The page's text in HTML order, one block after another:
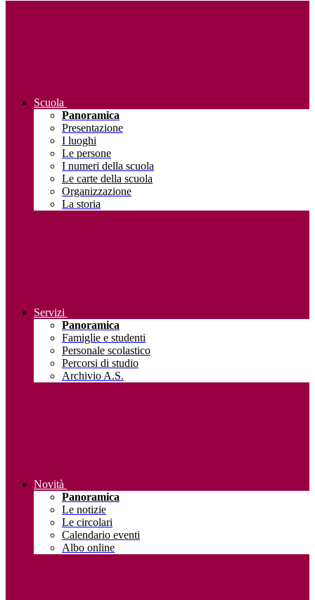
Scuola
Panoramica
Presentazione
I luoghi
Le persone
I numeri della scuola
Le carte della scuola
Organizzazione
La storia
Servizi
Panoramica
Famiglie e studenti
Personale scolastico
Percorsi di studio
Archivio A.S.
Novità
Panoramica
Le notizie
Le circolari
Calendario eventi
Albo online